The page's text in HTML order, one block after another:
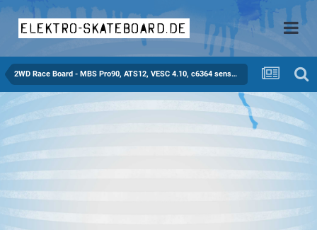
elektro-skateboard.de
2WD Race Board - MBS Pro90, ATS12, VESC 4.10, c6364 sensored, 12S